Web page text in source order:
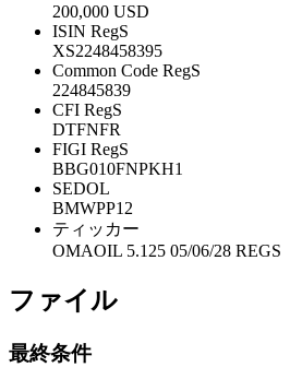
200,000 USD
ISIN RegS
XS2248458395
Common Code RegS
224845839
CFI RegS
DTFNFR
FIGI RegS
BBG010FNPKH1
SEDOL
BMWPP12
ティッカー
OMAOIL 5.125 05/06/28 REGS
ファイル
最終条件